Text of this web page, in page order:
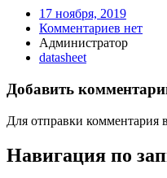
17 ноября, 2019
Комментариев нет
Администратор
datasheet
Добавить
Для отправки комментария
Навигация по